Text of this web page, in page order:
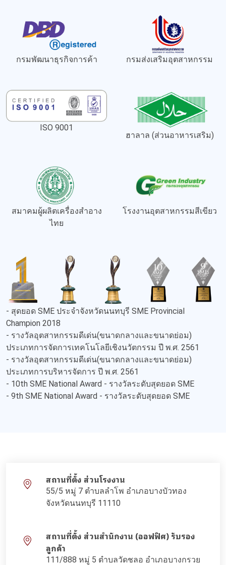
กรมพัฒนาธุรกิจการค้า กรมส่งเสริมอุตสาหกรรม
ISO 9001
ฮาลาล (ส่วนอาหารเสริม)
สมาคมผู้ผลิตเครื่องสำอาง
ไทย
โรงงานอุตสาหกรรมสีเขียว
- สุดยอด SME ประจำจังหวัดนนทบุรี SME Provincial
Champion 2018
- รางวัลอุตสาหกรรมดีเด่น(ขนาดกลางและขนาดย่อม)
ประเภทการจัดการเทคโนโลยีเชิงนวัตกรรม ปี พ.ศ. 2561
- รางวัลอุตสาหกรรมดีเด่น(ขนาดกลางและขนาดย่อม)
ประเภทการบริหารจัดการ ปี พ.ศ. 2561
- 10th SME National Award - รางวัลระดับสุดยอด SME
- 9th SME National Award - รางวัลระดับสุดยอด SME
สถานที่ตั้ง ส่วนโรงงาน
55/5 หมู่ 7 ตำบลลำโพ อำเภอบางบัวทอง
จังหวัดนนทบุรี 11110
สถานที่ตั้ง ส่วนสำนักงาน (ออฟฟิศ) รับรอง
ลูกค้า
111/888 หมู่ 5 ตำบลวัดชลอ อำเภอบางกรวย